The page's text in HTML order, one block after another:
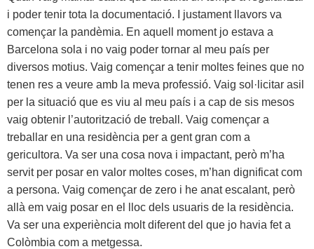
i poder tenir tota la documentació. I justament llavors va
començar la pandèmia. En aquell moment jo estava a
Barcelona sola i no vaig poder tornar al meu país per
diversos motius. Vaig començar a tenir moltes feines que no
tenen res a veure amb la meva professió. Vaig sol·licitar asil
per la situació que es viu al meu país i a cap de sis mesos
vaig obtenir l’autorització de treball. Vaig començar a
treballar en una residència per a gent gran com a
gericultora. Va ser una cosa nova i impactant, però m’ha
servit per posar en valor moltes coses, m’han dignificat com
a persona. Vaig començar de zero i he anat escalant, però
allà em vaig posar en el lloc dels usuaris de la residència.
Va ser una experiència molt diferent del que jo havia fet a
Colòmbia com a metgessa.